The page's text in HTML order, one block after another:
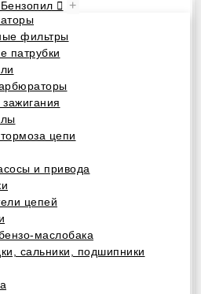
+
фильтры
патрубки
цепи
и привода
цепей
маслобака
сальники, подшипники